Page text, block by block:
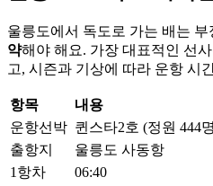
울릉도에서 독도로 가는 배는
약해야 해요. 가장 대표적인 선
고, 시즌과 기상에 따라 운항 시
항목
내용
운항선박 퀸스타2호 (정원 444
출항지
울릉도 사동항
1항차
06:40